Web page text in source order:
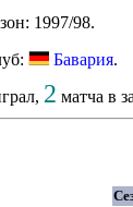
1997/98.
Бавария.
2 матча в